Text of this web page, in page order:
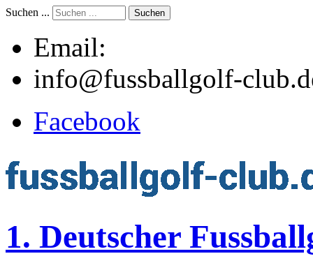
Suchen ... Suchen
Email:
info@fussballgolf-
Facebook
1. Deutscher